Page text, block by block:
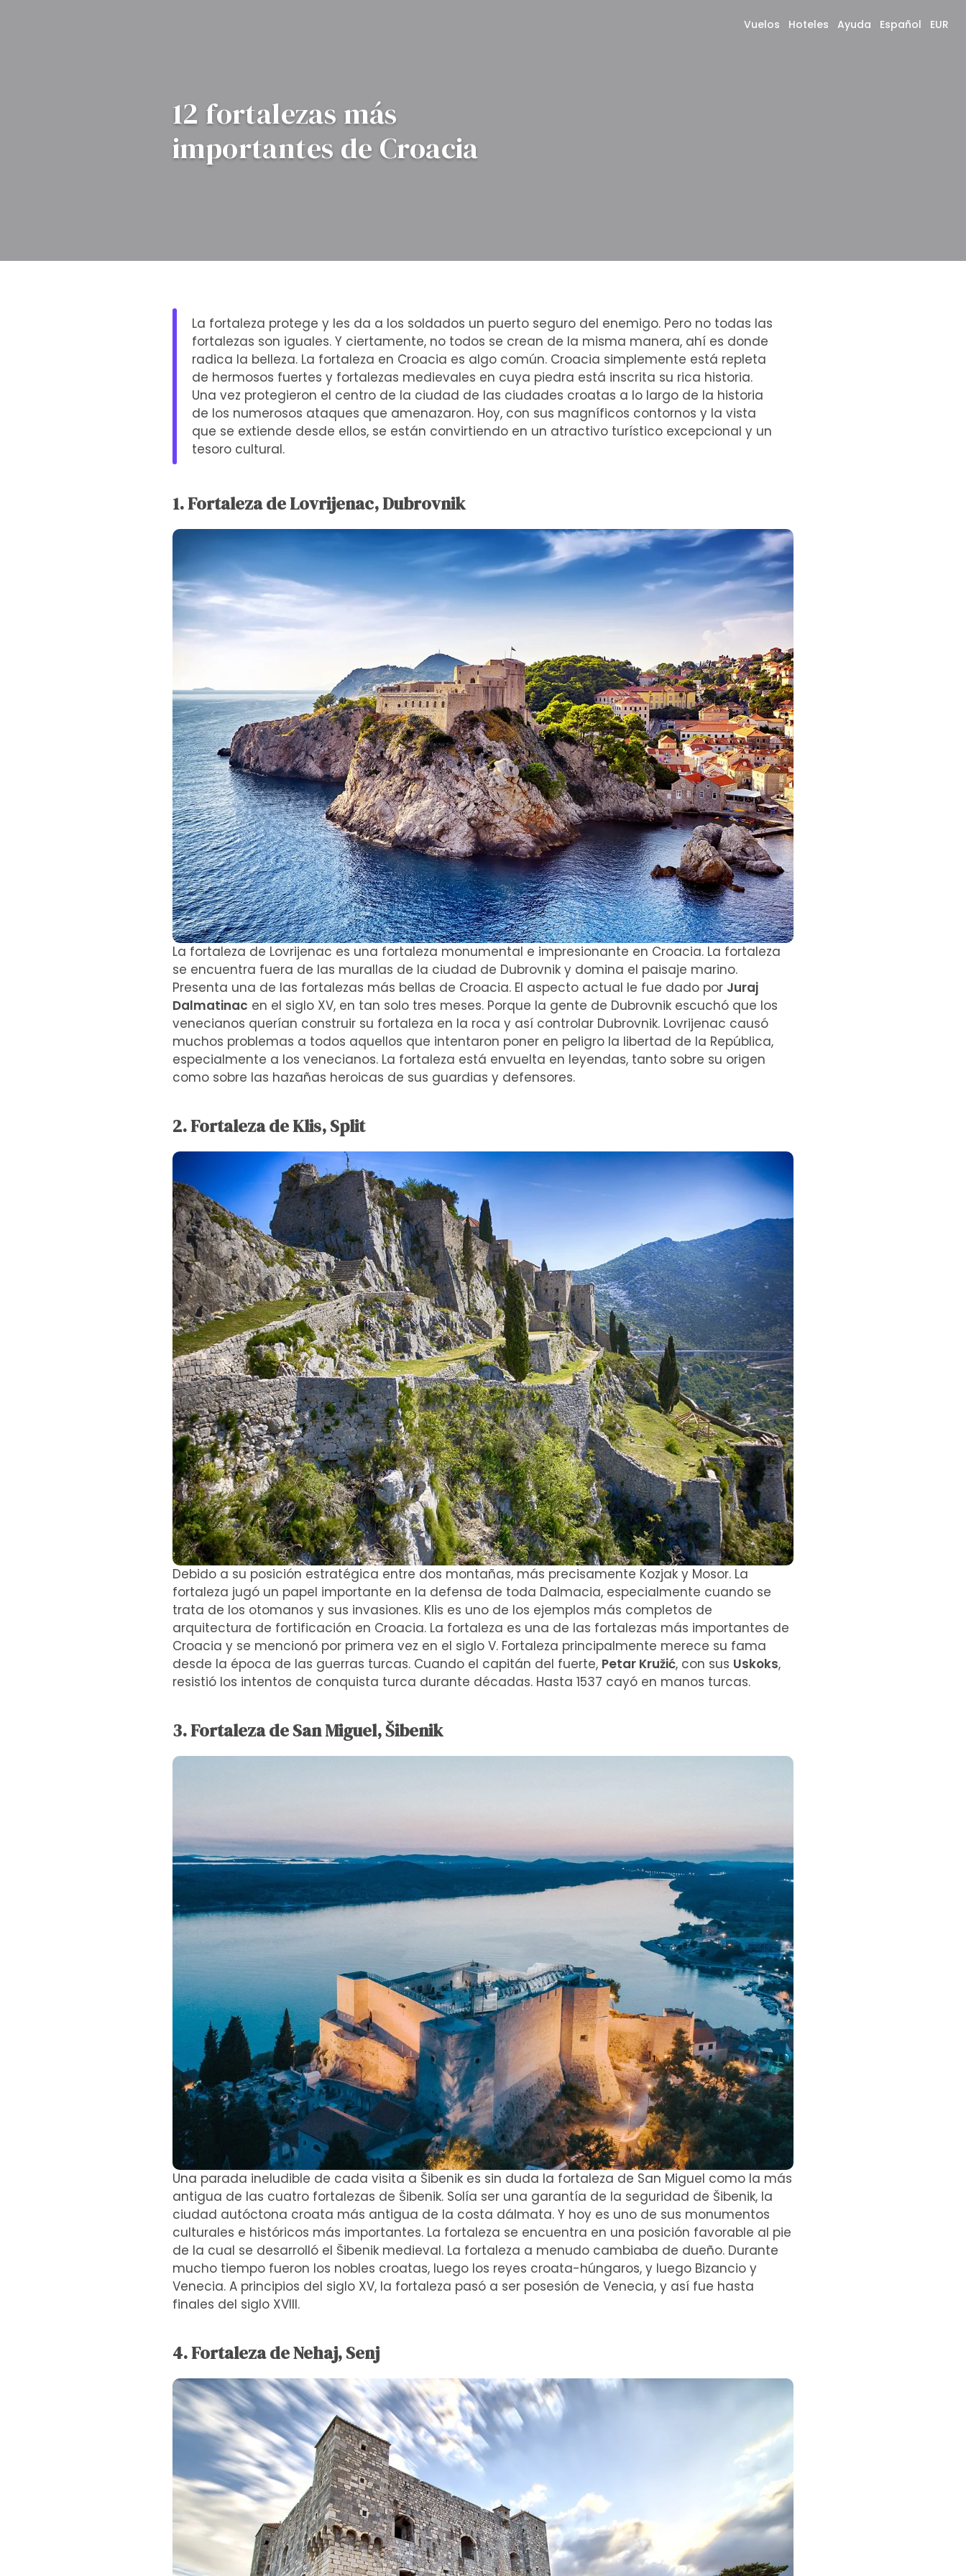
Vuelos Hoteles Ayuda Español EUR
12 fortalezas más
importantes de Croacia
La fortaleza protege y les da a los soldados un puerto seguro del enemigo. Pero no todas las
fortalezas son iguales. Y ciertamente, no todos se crean de la misma manera, ahí es donde
radica la belleza. La fortaleza en Croacia es algo común. Croacia simplemente está repleta
de hermosos fuertes y fortalezas medievales en cuya piedra está inscrita su rica historia.
Una vez protegieron el centro de la ciudad de las ciudades croatas a lo largo de la historia
de los numerosos ataques que amenazaron. Hoy, con sus magníficos contornos y la vista
que se extiende desde ellos, se están convirtiendo en un atractivo turístico excepcional y un
tesoro cultural.
1. Fortaleza de Lovrijenac, Dubrovnik
La fortaleza de Lovrijenac es una fortaleza monumental e impresionante en Croacia. La fortaleza
se encuentra fuera de las murallas de la ciudad de Dubrovnik y domina el paisaje marino.
Presenta una de las fortalezas más bellas de Croacia. El aspecto actual le fue dado por Juraj
Dalmatinac en el siglo XV, en tan solo tres meses. Porque la gente de Dubrovnik escuchó que los
venecianos querían construir su fortaleza en la roca y así controlar Dubrovnik. Lovrijenac causó
muchos problemas a todos aquellos que intentaron poner en peligro la libertad de la República,
especialmente a los venecianos. La fortaleza está envuelta en leyendas, tanto sobre su origen
como sobre las hazañas heroicas de sus guardias y defensores.
2. Fortaleza de Klis, Split
Debido a su posición estratégica entre dos montañas, más precisamente Kozjak y Mosor. La
fortaleza jugó un papel importante en la defensa de toda Dalmacia, especialmente cuando se
trata de los otomanos y sus invasiones. Klis es uno de los ejemplos más completos de
arquitectura de fortificación en Croacia. La fortaleza es una de las fortalezas más importantes de
Croacia y se mencionó por primera vez en el siglo V. Fortaleza principalmente merece su fama
desde la época de las guerras turcas. Cuando el capitán del fuerte, Petar Kružić, con sus Uskoks,
resistió los intentos de conquista turca durante décadas. Hasta 1537 cayó en manos turcas.
3. Fortaleza de San Miguel, Šibenik
Una parada ineludible de cada visita a Šibenik es sin duda la fortaleza de San Miguel como la más
antigua de las cuatro fortalezas de Šibenik. Solía ​​ser una garantía de la seguridad de Šibenik, la
ciudad autóctona croata más antigua de la costa dálmata. Y hoy es uno de sus monumentos
culturales e históricos más importantes. La fortaleza se encuentra en una posición favorable al pie
de la cual se desarrolló el Šibenik medieval. La fortaleza a menudo cambiaba de dueño. Durante
mucho tiempo fueron los nobles croatas, luego los reyes croata-húngaros, y luego Bizancio y
Venecia. A principios del siglo XV, la fortaleza pasó a ser posesión de Venecia, y así fue hasta
finales del siglo XVIII.
4. Fortaleza de Nehaj, Senj